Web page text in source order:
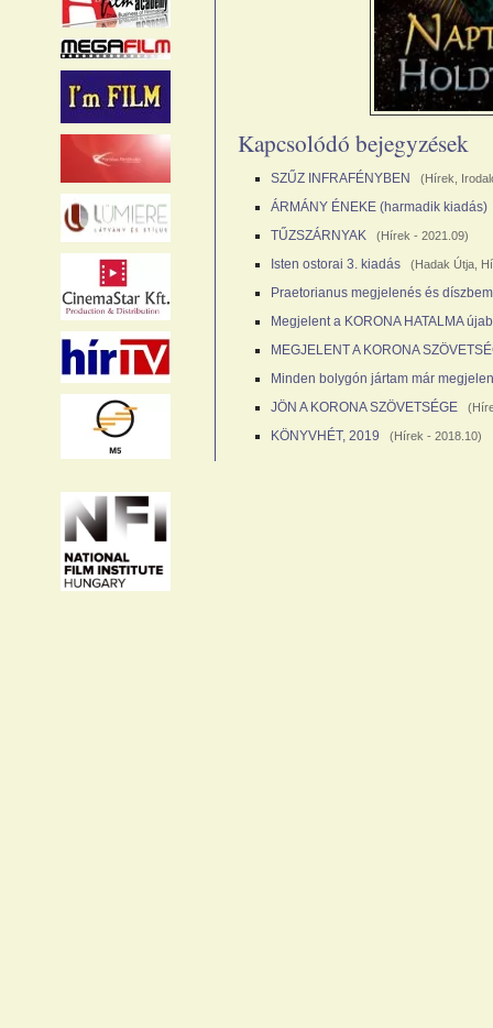
Kapcsolódó bejegyzések
SZŰZ INFRAFÉNYBEN (Hírek
ÁRMÁNY ÉNEKE (harmadik kiadás)
TŰZSZÁRNYAK
(Hírek - 2021.09)
Isten ostorai 3. kiadás (Hadak Útja
Praetorianus megjelenés és
Megjelent a KORONA HATALMA
MEGJELENT A KORONA
Minden bolygón jártam már
JÖN A KORONA SZÖVETSÉGE
(
KÖNYVHÉT, 2019 (Hírek - 2018.10)